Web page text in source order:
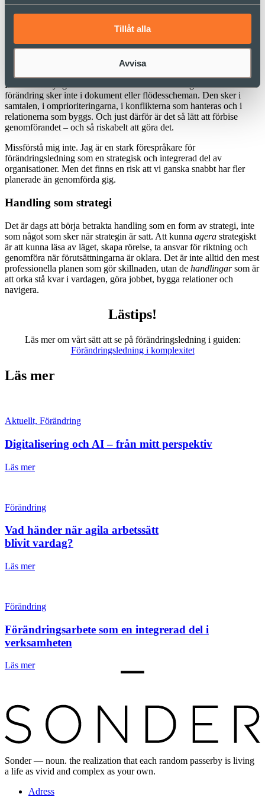
Tillåt alla
Avvisa
process.
Strategi som självändamål
Och det är förståeligt. Organisationer är ofta strukturerade för att
premiera strategi framför handling. Det som kan visas upp i
får ofta mer tyngd än det som faktiskt sker i vardagen. Men
förändring sker inte i dokument eller flödesscheman. Den sker i
samtalen, i omprioriteringarna, i konflikterna som hanteras och i
relationerna som byggs. Och just därför är det så lätt att förbise
genomförandet – och så riskabelt att göra det.
Missförstå mig inte. Jag är en stark förespråkare för
förändringsledning som en strategisk och integrerad del av
organisationer. Men det finns en risk att vi ganska snabbt har fler
planerade än genomförda gig.
Handling som strategi
Det är dags att börja betrakta handling som en form av strategi, inte
som något som sker när strategin är satt. Att kunna agera strategiskt
är att kunna läsa av läget, skapa rörelse, ta ansvar för riktning och
genomföra när förutsättningarna är oklara. Det är inte alltid den mest
professionella planen som gör skillnaden, utan de handlingarsom är
att orka stå kvar i vardagen, göra jobbet, bygga relationer och
navigera.
Lästips!
Läs mer om vårt sätt att se på förändringsledning i guiden:
Förändringsledning i komplexitet
Läs mer
Aktuellt, Förändring
Digitalisering och AI – från mitt perspektiv
Läs mer
Förändring
Vad händer när agila arbetssätt
blivit vardag?
Läs mer
Förändring
Förändringsarbete som en integrerad del i
verksamheten
Läs mer
Sonder — noun. the realization that each random passerby is living
a life as vivid and complex as your own.
Adress